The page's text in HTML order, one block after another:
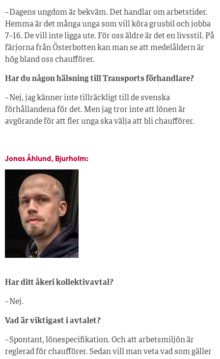
– Dagens ungdom är bekväm. Det handlar om arbetstider.
Hemma är det många unga som vill köra grusbil och jobba
7–16. De vill inte ligga ute. För oss äldre är det en livsstil. På
färjorna från Österbotten kan man se att medelåldern är
hög bland oss chaufförer.
Har du någon hälsning till Transports förhandlare?
– Nej, jag känner inte tillräckligt till de svenska
förhållandena för det. Men jag tror inte att lönen är
avgörande för att fler unga ska välja att bli chaufförer.
Jonas Åhlund, Bjurholm:
Har ditt åkeri kollektivavtal?
– Nej.
Vad är viktigast i avtalet?
– Spontant, lönespecifikation. Och att arbetsmiljön är
reglerad för chaufförer. Sedan vill man veta vad som gäller